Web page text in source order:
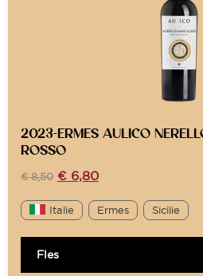
2023-ERMES AULICO
ROSSO
€8,50 € 6,80
Italie Ermes Sicilie
Fles